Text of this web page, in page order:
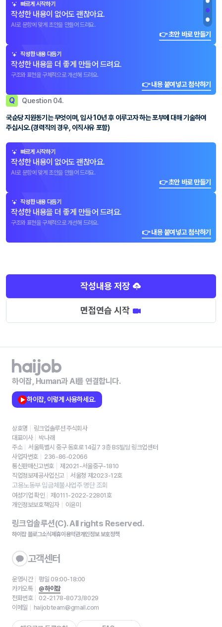
빠르게 시작하기
작성한 내용이 없어도 괜찮아요.
AI로 문항에 맞게 초안을 만들어 드려요.
👉 초안 바로 만들기
작성한 내용 다듬기
작성한 내용을 더 좋게 만들어 드려요.
구조와 표현을 구체적으로 개선해 드려요.
👉 내용 붙여넣고 첨삭하기
Q Question 04.
국순당 지원동기는 무엇이며, 입사 10년 후 이루고자 하는 포부에 대해 기술하여
주십시오.(경력직의 경우, 이직사유 포함)
빠르게 시작하기
작성한 내용이 없어도 괜찮아요.
AI로 문항에 맞게 초안을 만들어 드려요.
👉 초안 바로 만들기
작성한 내용 다듬기
작성한 내용을 더 좋게 만들어 드려요.
구조와 표현을 구체적으로 개선해 드려요.
👉 내용 붙여넣고 첨삭하기
작성내용 저장
면접연습 시작
하이잡, Human과 AI를 연결합니다.
하이잡, 이렇게 사용하세요.
상호명
링크업솔루션 주식회사
대표이사
박나래
주소
서울특별시 중구 동호로 14길7 3층 BS빌딩 링크업센터
사업자번호
236-86-02066
통신판매신고번호
제2021-서울중구-1810
직업정보제공사업신고
서울청 제2023-12호
고용노동부 임금체불사업주 명단 조회
여성기업 확인
제0111-2022-22801호
개인정보보호책임자
이윤미
링크업솔루션(C). All rights Reserved.
하이잡 블로그소식제휴이용약관개인정보 보호정책
고객센터
운영시간
평일 09:00-18:00
카카오톡
@하이잡
전화번호
02-2178-8073/8029
이메일
haijobteam@gmail.com